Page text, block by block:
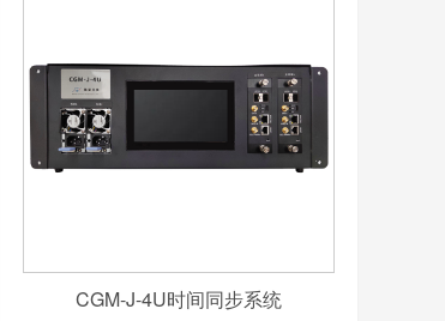
CGM-J-4U时间同步系统